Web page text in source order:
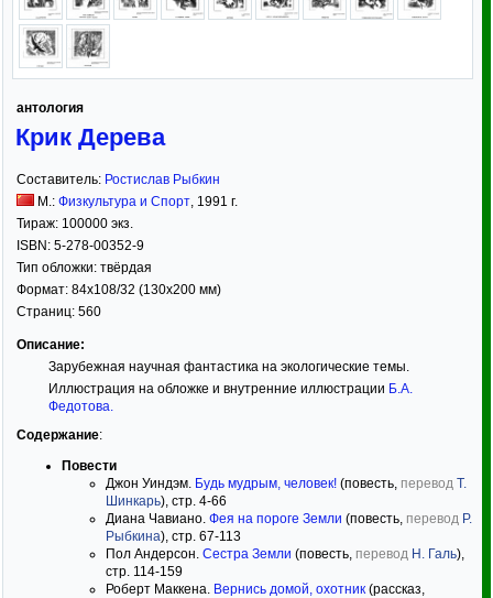
антология
Крик Дерева
Составитель: Ростислав Рыбкин
М.: Физкультура и Спорт, 1991 г.
Тираж: 100000 экз.
ISBN: 5-278-00352-9
Тип обложки: твёрдая
Формат: 84x108/32 (130x200 мм)
Страниц: 560
Описание:
Зарубежная научная фантастика на экологические темы.
Иллюстрация на обложке и внутренние иллюстрации Б.А.
Федотова.
Содержание:
Повести
Джон Уиндэм. Будь мудрым, человек! (повесть, перевод Т.
Шинкарь), стр. 4-66
Диана Чавиано. Фея на пороге Земли (повесть, перевод Р.
Рыбкина), стр. 67-113
Пол Андерсон. Сестра Земли (повесть, перевод Н. Галь),
стр. 114-159
Роберт Маккена. Вернись домой, охотник (рассказ,